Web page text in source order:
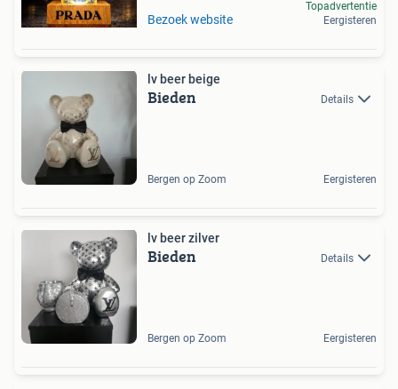
Bezoek website
Topadvertentie
Eergisteren
lv beer beige
Bieden Details
Bergen op Zoom Eergisteren
lv beer zilver
Bieden Details
Bergen op Zoom Eergisteren